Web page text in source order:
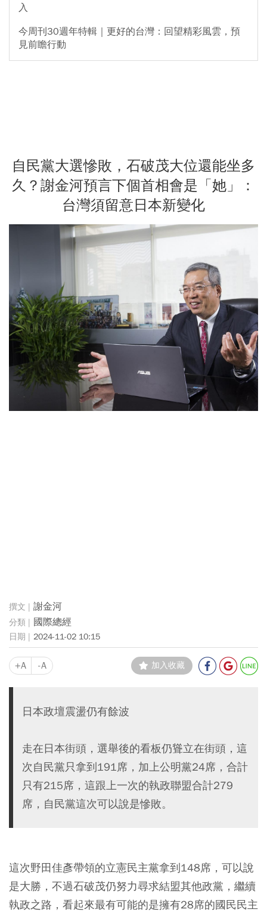
入
今周刊30週年特輯｜更好的台灣：回望精彩風雲，預
見前瞻行動
自民黨大選慘敗，石破茂大位還能坐多
久？謝金河預言下個首相會是「她」：
台灣須留意日本新變化
謝金河
國際總經
2024-11-02 10:15
+A -A 加入收藏
日本政壇震盪仍有餘波
走在日本街頭，選舉後的看板仍聳立在街頭，這
次自民黨只拿到191席，加上公明黨24席，合計
只有215席，這跟上一次的執政聯盟合計279
席，自民黨這次可以說是慘敗。
這次野田佳彥帶領的立憲民主黨拿到148席，可以說
是大勝，不過石破茂仍努力尋求結盟其他政黨，繼續
執政之路，看起來最有可能的是擁有28席的國民民主